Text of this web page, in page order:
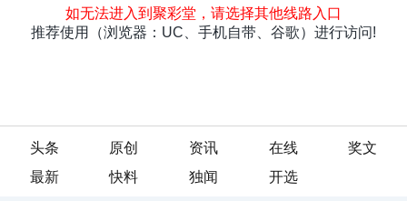
头条 原创 资讯 在线
奖文
最新
快料 独闻 开选